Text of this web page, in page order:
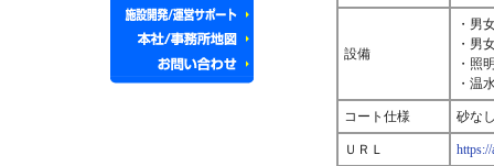
設備
・男
・男
・照
・温
コート仕様 砂な
ＵＲＬ